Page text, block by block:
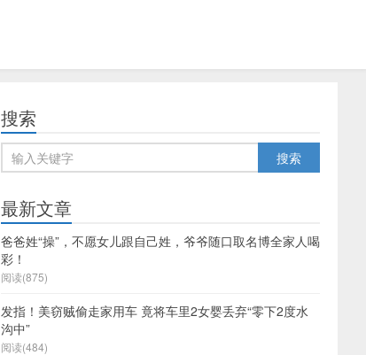
搜索
最新文章
爸爸姓“操”，不愿女儿跟自己姓，爷爷随口取名博全家人喝
彩！
阅读(875)
发指！美窃贼偷走家用车 竟将车里2女婴丢弃“零下2度水
沟中”
阅读(484)